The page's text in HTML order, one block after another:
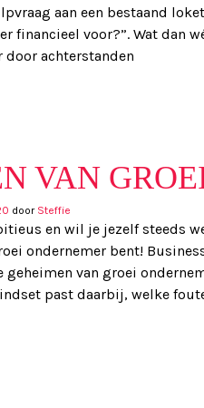
aan een bestaand
financieel voor?”. Wat
achterstanden
VAN
door Steffie
en wil je jezelf steeds
ondernemer bent!
van groei
past daarbij, welke